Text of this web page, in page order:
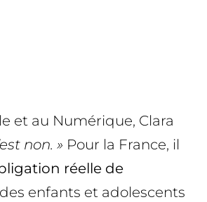
et au Numérique, Clara
non. » Pour la France, il
réelle de
enfants et adolescents